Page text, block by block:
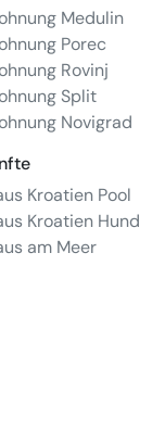
Medulin
Porec
Rovinj
Split
Novigrad
Kroatien Pool
Kroatien Hund
am Meer